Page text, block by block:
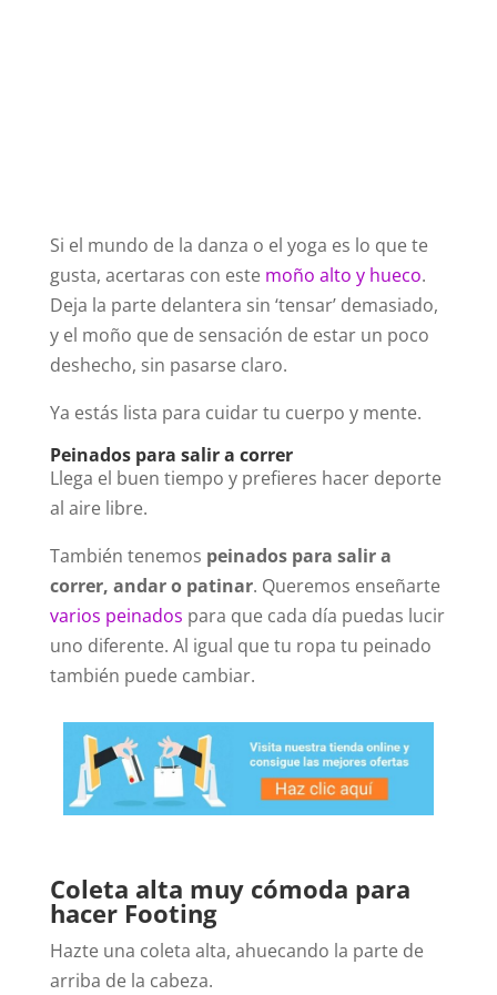
Si el mundo de la danza o el yoga es lo que te
gusta, acertaras con este moño alto y hueco.
Deja la parte delantera sin ‘tensar’ demasiado,
y el moño que de sensación de estar un poco
deshecho, sin pasarse claro.
Ya estás lista para cuidar tu cuerpo y mente.
Peinados para salir a correr
Llega el buen tiempo y prefieres hacer deporte
al aire libre.
También tenemos peinados para salir a
correr, andar o patinar. Queremos enseñarte
varios peinados para que cada día puedas lucir
uno diferente. Al igual que tu ropa tu peinado
también puede cambiar.
Coleta alta muy cómoda para
hacer Footing
Hazte una coleta alta, ahuecando la parte de
arriba de la cabeza.